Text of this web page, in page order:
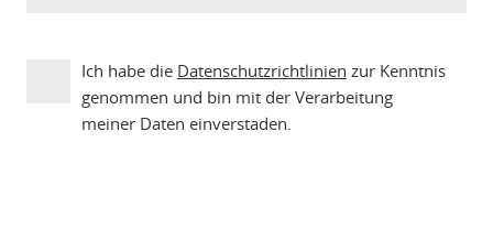
Ich habe die Datenschutzrichtlinien zur Kenntnis
genommen und bin mit der Verarbeitung
meiner Daten einverstaden.